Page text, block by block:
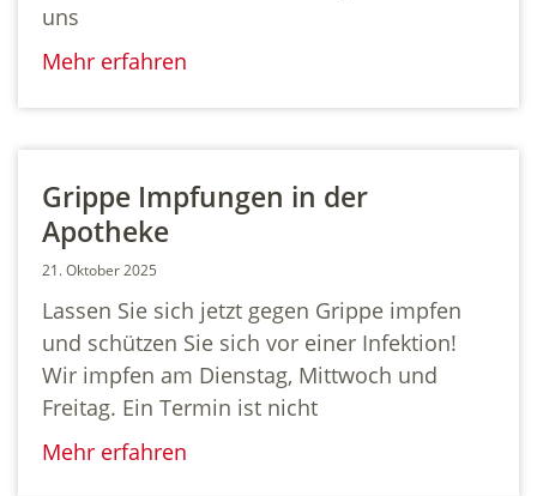
uns
Mehr erfahren
Grippe Impfungen in der
Apotheke
21. Oktober 2025
Lassen Sie sich jetzt gegen Grippe impfen
und schützen Sie sich vor einer Infektion!
Wir impfen am Dienstag, Mittwoch und
Freitag. Ein Termin ist nicht
Mehr erfahren